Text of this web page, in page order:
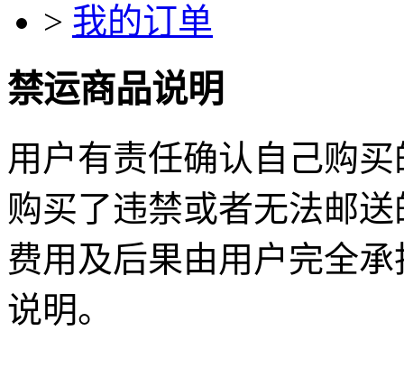
> 我的订单
禁运商品说明
用户有责任确认自己购
购买了违禁或者无法邮
费用及后果由用户完全
说明。